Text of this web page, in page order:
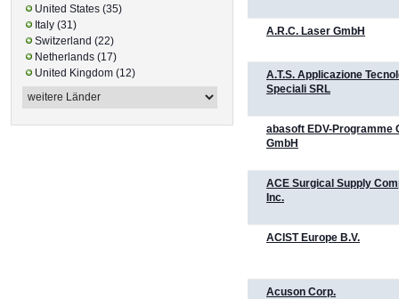
A.R.C. Laser GmbH
A.T.S. Applicazione
Speciali SRL
abasoft EDV-Programme
GmbH
ACE Surgical Supply
Inc.
ACIST Europe B.V.
Acuson Corp.
United States (35)
Italy (31)
Switzerland (22)
Netherlands (17)
United Kingdom (12)